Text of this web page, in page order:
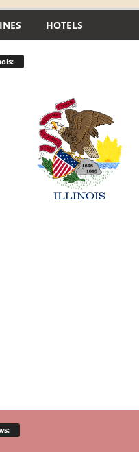
HOTELS